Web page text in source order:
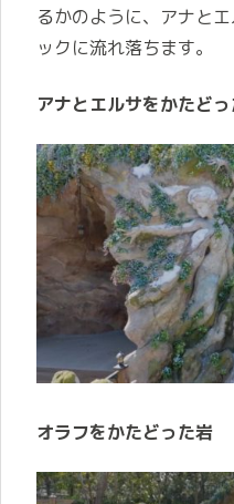
るかのように、アナと
ックに流れ落ちます。
アナとエルサをかたど
オラフをかたどった岩